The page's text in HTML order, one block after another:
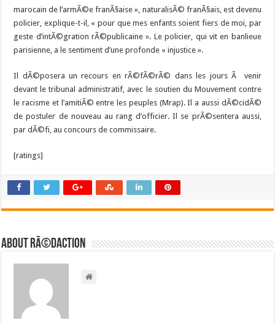
marocain de l’armÃ©e franÃ§aise », naturalisÃ© franÃ§ais, est devenu
policier, explique-t-il, « pour que mes enfants soient fiers de moi, par
geste d’intÃ©gration rÃ©publicaine ». Le policier, qui vit en banlieue
parisienne, a le sentiment d’une profonde « injustice ».
Il dÃ©posera un recours en rÃ©fÃ©rÃ© dans les jours Ã venir
devant le tribunal administratif, avec le soutien du Mouvement contre
le racisme et l’amitiÃ© entre les peuples (Mrap). Il a aussi dÃ©cidÃ©
de postuler de nouveau au rang d’officier. Il se prÃ©sentera aussi,
par dÃ©fi, au concours de commissaire.
[ratings]
About RÃ©daction